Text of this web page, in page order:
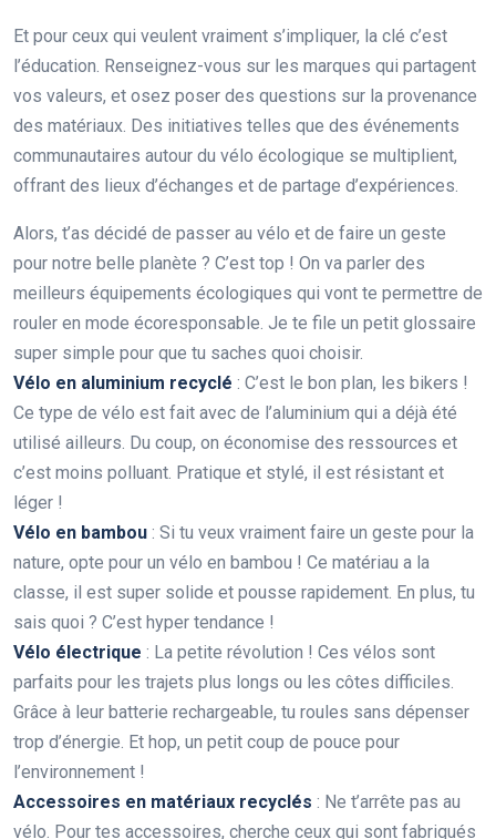
Et pour ceux qui veulent vraiment s’impliquer, la clé c’est
l’éducation. Renseignez-vous sur les marques qui partagent
vos valeurs, et osez poser des questions sur la provenance
des matériaux. Des initiatives telles que des événements
communautaires autour du vélo écologique se multiplient,
offrant des lieux d’échanges et de partage d’expériences.
Alors, t’as décidé de passer au vélo et de faire un geste
pour notre belle planète ? C’est top ! On va parler des
meilleurs équipements écologiques qui vont te permettre de
rouler en mode écoresponsable. Je te file un petit glossaire
super simple pour que tu saches quoi choisir.
Vélo en aluminium recyclé : C’est le bon plan, les bikers !
Ce type de vélo est fait avec de l’aluminium qui a déjà été
utilisé ailleurs. Du coup, on économise des ressources et
c’est moins polluant. Pratique et stylé, il est résistant et
léger !
Vélo en bambou : Si tu veux vraiment faire un geste pour la
nature, opte pour un vélo en bambou ! Ce matériau a la
classe, il est super solide et pousse rapidement. En plus, tu
sais quoi ? C’est hyper tendance !
Vélo électrique : La petite révolution ! Ces vélos sont
parfaits pour les trajets plus longs ou les côtes difficiles.
Grâce à leur batterie rechargeable, tu roules sans dépenser
trop d’énergie. Et hop, un petit coup de pouce pour
l’environnement !
Accessoires en matériaux recyclés : Ne t’arrête pas au
vélo. Pour tes accessoires, cherche ceux qui sont fabriqués